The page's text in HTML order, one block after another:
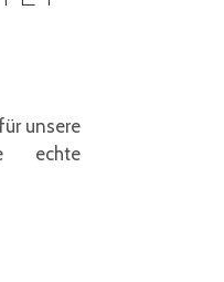
unsere
echte